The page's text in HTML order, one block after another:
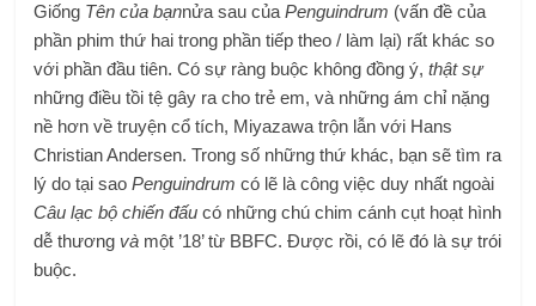
Giống Tên của bạnnửa sau củaPenguindrum (vấn đề của
phần phim thứ hai trong phần tiếp theo / làm lại) rất khác so
với phần đầu tiên. Có sự ràng buộc không đồng ý,thật sự
những điều tồi tệ gây ra cho trẻ em, và những ám chỉ nặng
nề hơn về truyện cổ tích, Miyazawa trộn lẫn với Hans
Christian Andersen. Trong số những thứ khác, bạn sẽ tìm ra
lý do tại saoPenguindrum có lẽ là công việc duy nhất ngoài
Câu lạc bộ chiến đấu có những chú chim cánh cụt hoạt hình
dễ thương và một ’18’ từ BBFC. Được rồi, có lẽ đó là sự trói
buộc.